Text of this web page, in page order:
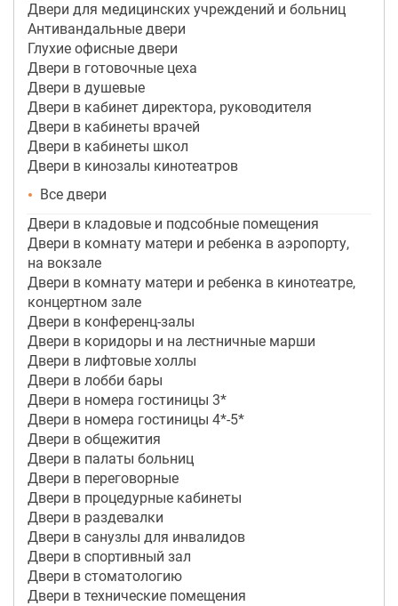
Двери для медицинских учреждений и больниц
Антивандальные двери
Глухие офисные двери
Двери в готовочные цеха
Двери в душевые
Двери в кабинет директора, руководителя
Двери в кабинеты врачей
Двери в кабинеты школ
Двери в кинозалы кинотеатров
Все двери
Двери в кладовые и подсобные помещения
Двери в комнату матери и ребенка в аэропорту,
на вокзале
Двери в комнату матери и ребенка в кинотеатре,
концертном зале
Двери в конференц-залы
Двери в коридоры и на лестничные марши
Двери в лифтовые холлы
Двери в лобби бары
Двери в номера гостиницы 3*
Двери в номера гостиницы 4*-5*
Двери в общежития
Двери в палаты больниц
Двери в переговорные
Двери в процедурные кабинеты
Двери в раздевалки
Двери в санузлы для инвалидов
Двери в спортивный зал
Двери в стоматологию
Двери в технические помещения